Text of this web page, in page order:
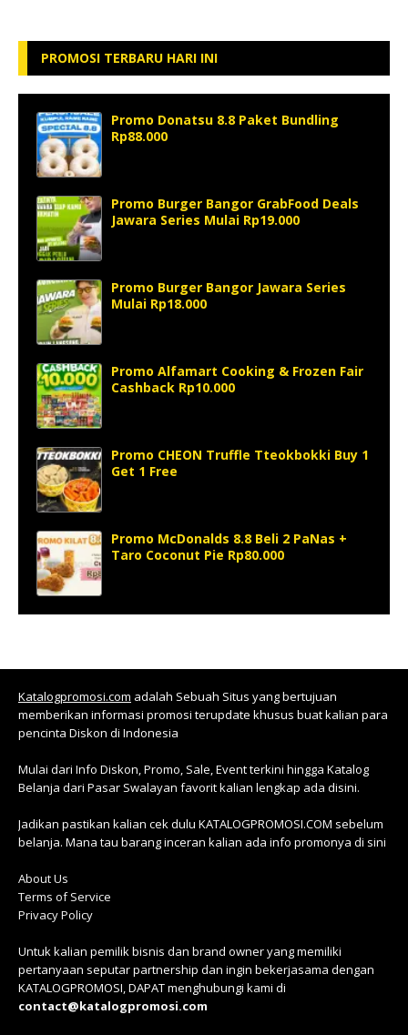
PROMOSI TERBARU HARI INI
Promo Donatsu 8.8 Paket Bundling
Rp88.000
Promo Burger Bangor GrabFood Deals
Jawara Series Mulai Rp19.000
Promo Burger Bangor Jawara Series
Mulai Rp18.000
Promo Alfamart Cooking & Frozen Fair
Cashback Rp10.000
Promo CHEON Truffle Tteokbokki Buy 1
Get 1 Free
Promo McDonalds 8.8 Beli 2 PaNas +
Taro Coconut Pie Rp80.000
Katalogpromosi.com adalah Sebuah Situs yang bertujuan
memberikan informasi promosi terupdate khusus buat kalian para
pencinta Diskon di Indonesia
Mulai dari Info Diskon, Promo, Sale, Event terkini hingga Katalog
Belanja dari Pasar Swalayan favorit kalian lengkap ada disini.
Jadikan pastikan kalian cek dulu KATALOGPROMOSI.COM sebelum
belanja. Mana tau barang inceran kalian ada info promonya di sini
About Us
Terms of Service
Privacy Policy
Untuk kalian pemilik bisnis dan brand owner yang memiliki
pertanyaan seputar partnership dan ingin bekerjasama dengan
KATALOGPROMOSI, DAPAT menghubungi kami di
contact@katalogpromosi.com